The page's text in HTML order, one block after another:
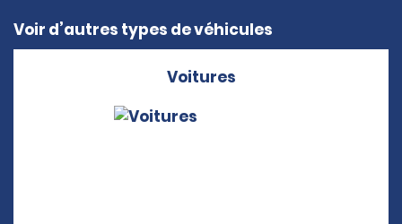
Voir d’autres types de véhicules
Voitures